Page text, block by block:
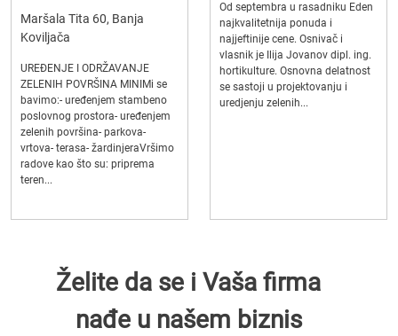
Maršala Tita 60, Banja
Koviljača
UREĐENJE I ODRŽAVANJE
ZELENIH POVRŠINA MINIMi se
bavimo:- uređenjem stambeno
poslovnog prostora- uređenjem
zelenih površina- parkova-
vrtova- terasa- žardinjeraVršimo
radove kao što su: priprema
teren...
Od septembra u rasadniku Eden
najkvalitetnija ponuda i
najjeftinije cene. Osnivač i
vlasnik je Ilija Jovanov dipl. ing.
hortikulture. Osnovna delatnost
se sastoji u projektovanju i
uredjenju zelenih...
Želite da se i Vaša firma
nađe u našem biznis